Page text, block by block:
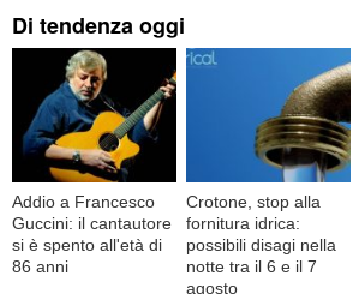
Di tendenza oggi
Addio a Francesco
Guccini: il cantautore
si è spento all'età di
86 anni
Crotone, stop alla
fornitura idrica:
possibili disagi nella
notte tra il 6 e il 7
agosto